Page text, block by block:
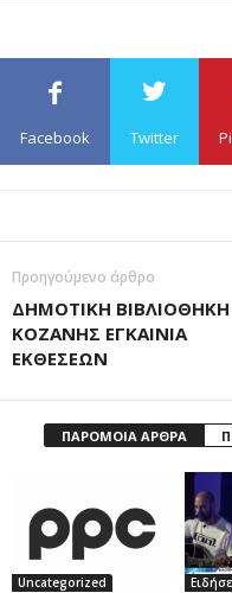
Facebook Twitter
Προηγούμενο άρθρο
ΔΗΜΟΤΙΚΗ ΒΙΒΛΙΟΘΗΚΗ
ΚΟΖΑΝΗΣ ΕΓΚΑΙΝΙΑ
ΕΚΘΕΣΕΩΝ
ΠΑΡΟΜΟΙΑ ΑΡΘΡΑ
Uncategorized